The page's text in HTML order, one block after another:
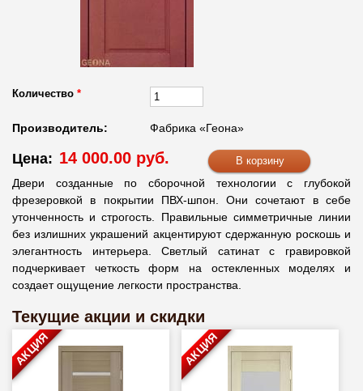
Количество *
Производитель: Фабрика «Геона»
Цена: 14 000.00 руб.
Двери созданные по сборочной технологии с глубокой
фрезеровкой в покрытии ПВХ-шпон. Они сочетают в себе
утонченность и строгость. Правильные симметричные линии
без излишних украшений акцентируют сдержанную роскошь и
элегантность интерьера. Светлый сатинат с гравировкой
подчеркивает четкость форм на остекленных моделях и
создает ощущение легкости пространства.
Текущие акции и скидки
АКЦИЯ АКЦИЯ